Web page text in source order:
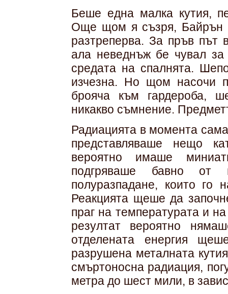
Беше една малка кутия,
Още щом я съзря, Байрън
разтреперва. За пръв път
ала неведнъж бе чувал
средата на спалнята.
изчезна. Но щом насочи
брояча към гардероба,
никакво съмнение.
Радиацията в момента
представляваше нещо
вероятно имаше
подгряваше бавно
полуразпадане, които го
Реакцията щеше да
праг на температурата и
резултат вероятно
отделената енергия
разрушена металната
смъртоносна радиация,
метра до шест мили, в